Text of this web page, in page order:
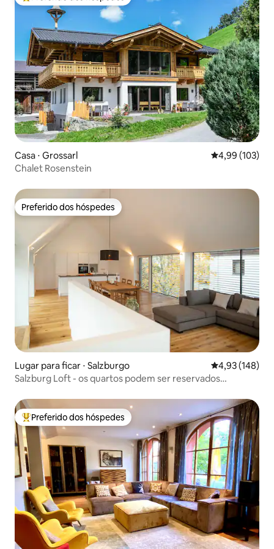
Entre os melhores preferidos dos hóspedes
Casa ⋅ Grossarl 4,99 de uma
4,99 (103)
Chalet Rosenstein
Preferido dos hóspedes
Preferido dos hóspedes
Lugar para ficar ⋅ Salzburgo 4,93 de uma
4,93 (148)
Salzburg Loft - os quartos podem ser reservados
Entre os melhores preferidos dos hóspedes
Preferido dos hóspedes